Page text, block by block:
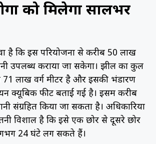
को मिलेगा सालभर
है कि इस परियोजना से करीब 50 लाख
उपलब्ध कराया जा सकेगा। झील का कुल
लाख वर्ग मीटर है और इसकी भंडारण
क्यूबिक फीट बताई गई है। इसमें करीब
संग्रहित किया जा सकता है। अधिकारियों
विशाल है कि इसे एक छोर से दूसरे छोर
24 घंटे लग सकते हैं।